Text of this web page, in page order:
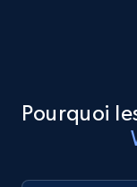
Pourquoi